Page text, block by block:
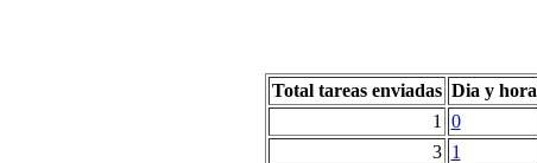
Total tareas enviadas Dia y hora
1
0
3 1